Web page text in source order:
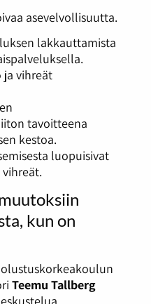
asevelvollisuutta.
lakkauttamista
ja vihreät
tavoitteena
kestoa.
luopuisivat
kun on
Teemu Tallberg